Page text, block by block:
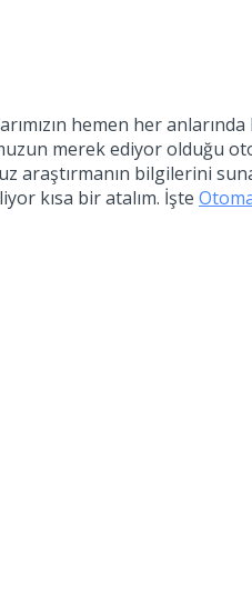
hemen her
merek ediyor olduğu
bilgilerini
kısa bir atalım. İşte